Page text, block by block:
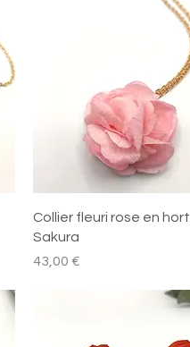
Aperçu rapide
Collier fleuri rose en
Sakura
Prix
43,00 €